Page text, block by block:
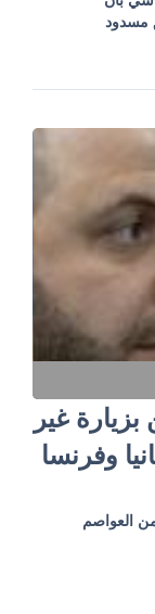
مسدود
غير
وفرنسا
العواصم